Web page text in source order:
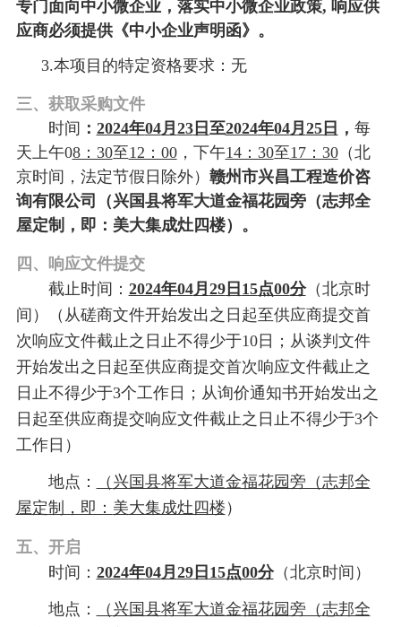
招标公告
专门面向中小微企业，落实中小微企业政策, 响应供
应商必须提供《中小企业声明函》。
3.本项目的特定资格要求： 无
三、获取采购文件
时间 ： 2024年04月 23日 至2024年04月 25日 ， 每
天上午08：30至12：00，下午14：30至17：30（北
京时间，法定节假日除外） 赣州市兴昌工程造价咨
询有限公司
（兴国县将军大道金福花园旁（志邦全
屋定制，即： 美大集成灶四楼） 。
四、响应文件提交
截止时间 ： 2024年04月 29日 15点00分（北京时
间）（从磋商文件开始发出之日起至供应商提交首
次响应文件截止之日止不得少于10日；从谈判文件
开始发出之日起至供应商提交首次响应文件截止之
日止不得少于3个工作日；从询价通知书开始发出之
日起至供应商提交响应文件截止之日止不得少于3个
工作日）
地点： （ 兴国县将军大道金福花园旁（志邦全
屋定制，即： 美大集成灶四楼 ）
五、开启
时间： 2024年04月 29日 15点00分（北京时间）
地点： （ 兴国县将军大道金福花园旁（志邦全